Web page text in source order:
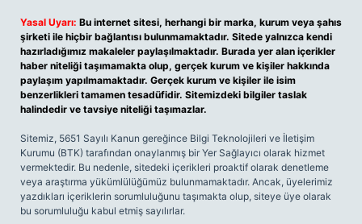
Yasal Uyarı: Bu internet sitesi, herhangi bir marka, kurum veya şahıs
şirketi ile hiçbir bağlantısı bulunmamaktadır. Sitede yalnızca kendi
hazırladığımız makaleler paylaşılmaktadır. Burada yer alan içerikler
haber niteliği taşımamakta olup, gerçek kurum ve kişiler hakkında
paylaşım yapılmamaktadır. Gerçek kurum ve kişiler ile isim
benzerlikleri tamamen tesadüfidir. Sitemizdeki bilgiler taslak
halindedir ve tavsiye niteliği taşımazlar.
Sitemiz, 5651 Sayılı Kanun gereğince Bilgi Teknolojileri ve İletişim
Kurumu (BTK) tarafından onaylanmış bir Yer Sağlayıcı olarak hizmet
vermektedir. Bu nedenle, sitedeki içerikleri proaktif olarak denetleme
veya araştırma yükümlülüğümüz bulunmamaktadır. Ancak, üyelerimiz
yazdıkları içeriklerin sorumluluğunu taşımakta olup, siteye üye olarak
bu sorumluluğu kabul etmiş sayılırlar.